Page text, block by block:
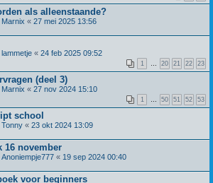
als alleenstaande?
Marnix « 27 mei 2025 13:56
lammetje « 24 feb 2025 09:52
1 20 21 22 23
(deel 3)
Marnix « 27 nov 2024 15:10
1 50 51 52 53
school
Tonny « 23 okt 2024 13:09
16 november
Anoniempje777 « 19 sep 2024 00:40
voor beginners